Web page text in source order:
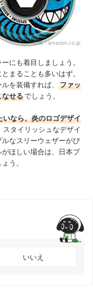
出典：amazon.co.jp
にも着目しましょう。
まることも多いはず。
を装備すれば、
ファッ
なせるでしょう。
なら、炎のロゴデザイ
スタイリッシュなデザイ
なスリーウェザーがぴ
ほしい場合は、日本ブ
う。
いいえ